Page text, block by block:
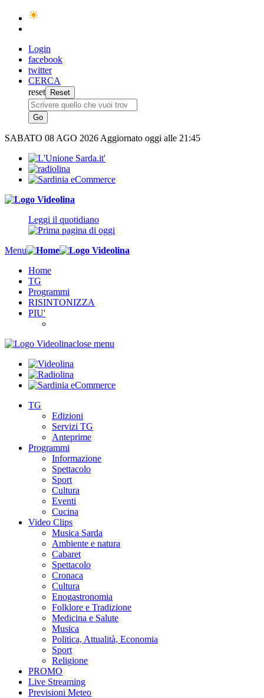
Login
facebook
twitter
CERCA
reset
SABATO 08 AGO 2026 Aggiornato oggi alle 21:45
Leggi il quotidiano
Menu
Home
TG
Programmi
RISINTONIZZA
PIU'
close menu
TG
Edizioni
Servizi TG
Anteprime
Programmi
Informazione
Spettacolo
Sport
Cultura
Eventi
Cucina
Video Clips
Musica Sarda
Ambiente e natura
Cabaret
Spettacolo
Cronaca
Cultura
Enogastronomia
Folklore e Tradizione
Medicina e Salute
Musica
Politica, Attualità, Economia
Sport
Religione
PROMO
Live Streaming
Previsioni Meteo